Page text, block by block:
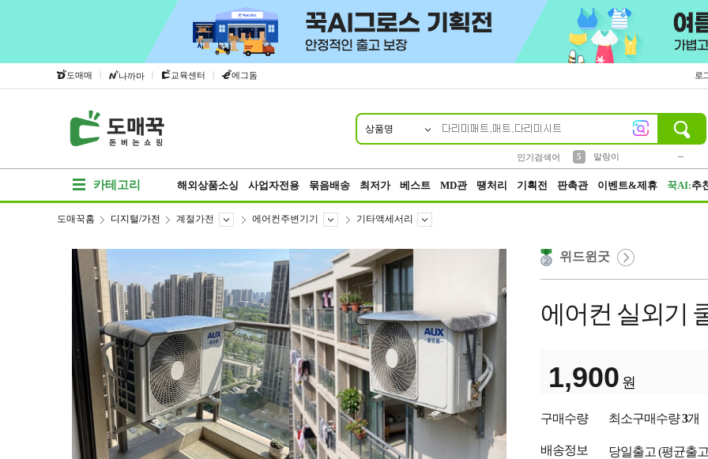
도매매 | 나까마 | 교육센터 | 에그돔 로
상품명
인기검색어
5
말랑이
카테고리 해외상품소싱 사업자전용 묶음배송 최저가 베스트 MD관 땡처리 기획전 판촉관 이벤트&제휴 꾹AI:추
도매꾹홈 디지털/가전 계절가전 에어컨주변기기 기타액세서리
베스트 위드윈굿
에어컨 실외기
1,900 원
구매수량 최소구매수량3개
배송정보 당일출고 (평균출